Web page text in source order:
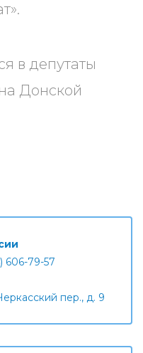
в депутаты
Донской
606-79-57
пер., д. 9